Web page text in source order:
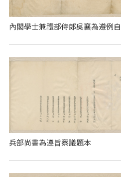
內閣學士兼禮部侍郎吳襄為遵例
兵部尚書為遵旨察議題本